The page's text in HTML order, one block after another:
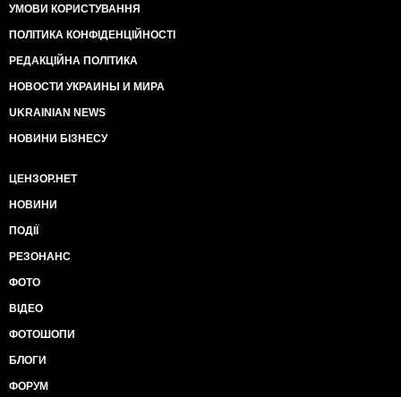
УМОВИ КОРИСТУВАННЯ
ПОЛІТИКА КОНФІДЕНЦІЙНОСТІ
РЕДАКЦІЙНА ПОЛІТИКА
НОВОСТИ УКРАИНЫ И МИРА
UKRAINIAN NEWS
НОВИНИ БІЗНЕСУ
ЦЕНЗОР.НЕТ
НОВИНИ
ПОДІЇ
РЕЗОНАНС
ФОТО
ВІДЕО
ФОТОШОПИ
БЛОГИ
ФОРУМ